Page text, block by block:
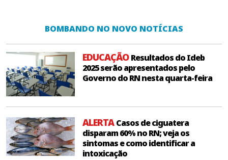
BOMBANDO NO NOVO NOTÍCIAS
EDUCAÇÃOResultados do Ideb
2025 serão apresentados pelo
Governo do RN nesta quarta-feira
ALERTACasos de ciguatera
disparam 60% no RN; veja os
sintomas e como identificar a
intoxicação